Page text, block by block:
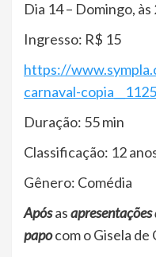
Dia 14 – Domingo, às
Ingresso: R$ 15
https://
carnaval-
Duração: 55 min
Classificação: 12
Gênero: Comédia
Apósas
papocom o Gisela de